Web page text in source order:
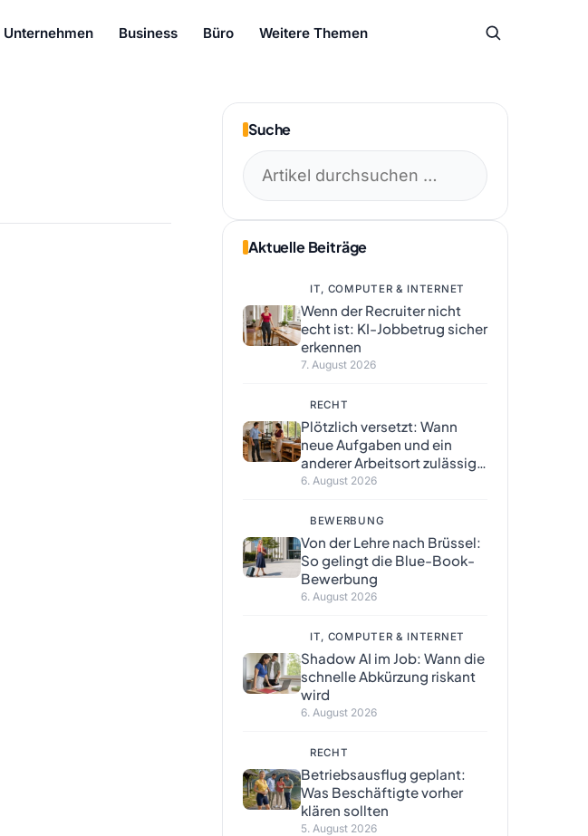
Unternehmen Business Büro Weitere Themen
Suche
Aktuelle Beiträge
IT, COMPUTER & INTERNET
Wenn der Recruiter nicht
echt ist: KI-Jobbetrug sicher
erkennen
7. August 2026
RECHT
Plötzlich versetzt: Wann
neue Aufgaben und ein
anderer Arbeitsort zulässig
sind
6. August 2026
BEWERBUNG
Von der Lehre nach Brüssel:
So gelingt die Blue-Book-
Bewerbung
6. August 2026
IT, COMPUTER & INTERNET
Shadow AI im Job: Wann die
schnelle Abkürzung riskant
wird
6. August 2026
RECHT
Betriebsausflug geplant:
Was Beschäftigte vorher
klären sollten
5. August 2026